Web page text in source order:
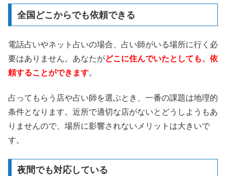
全国どこからでも依頼できる
電話占いやネット占いの場合、占い師がいる場所に行く必
要はありません。あなたがどこに住んでいたとしても、依
頼することができます。
占ってもらう店や占い師を選ぶとき、一番の課題は地理的
条件となります。近所で適切な店がないとどうしようもあ
りませんので、場所に影響されないメリットは大きいで
す。
夜間でも対応している